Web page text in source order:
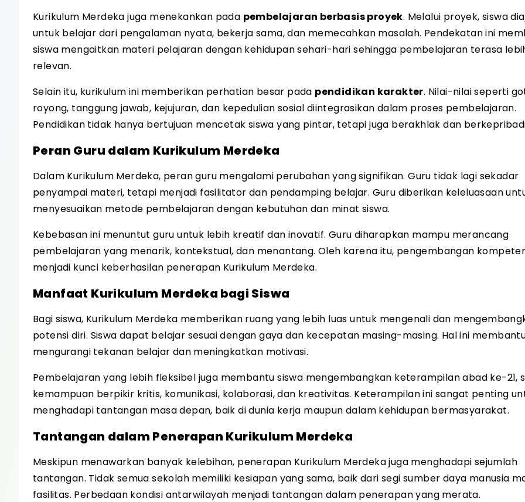
Kurikulum Merdeka juga menekankan pada pembelajaran berbasis proyek. Melalui proyek, siswa
untuk belajar dari pengalaman nyata, bekerja sama, dan memecahkan masalah. Pendekatan ini
siswa mengaitkan materi pelajaran dengan kehidupan sehari-hari sehingga pembelajaran terasa
relevan.
Selain itu, kurikulum ini memberikan perhatian besar pada pendidikan karakter. Nilai-nilai seperti
royong, tanggung jawab, kejujuran, dan kepedulian sosial diintegrasikan dalam proses pembelajaran.
Pendidikan tidak hanya bertujuan mencetak siswa yang pintar, tetapi juga berakhlak dan
Peran Guru dalam Kurikulum Merdeka
Dalam Kurikulum Merdeka, peran guru mengalami perubahan yang signifikan. Guru tidak lagi sekadar
penyampai materi, tetapi menjadi fasilitator dan pendamping belajar. Guru diberikan keleluasaan
menyesuaikan metode pembelajaran dengan kebutuhan dan minat siswa.
Kebebasan ini menuntut guru untuk lebih kreatif dan inovatif. Guru diharapkan mampu merancang
pembelajaran yang menarik, kontekstual, dan menantang. Oleh karena itu, pengembangan
menjadi kunci keberhasilan penerapan Kurikulum Merdeka.
Manfaat Kurikulum Merdeka bagi Siswa
Bagi siswa, Kurikulum Merdeka memberikan ruang yang lebih luas untuk mengenali dan
potensi diri. Siswa dapat belajar sesuai dengan gaya dan kecepatan masing-masing. Hal ini
mengurangi tekanan belajar dan meningkatkan motivasi.
Pembelajaran yang lebih fleksibel juga membantu siswa mengembangkan keterampilan abad ke-21,
kemampuan berpikir kritis, komunikasi, kolaborasi, dan kreativitas. Keterampilan ini sangat penting
menghadapi tantangan masa depan, baik di dunia kerja maupun dalam kehidupan bermasyarakat.
Tantangan dalam Penerapan Kurikulum Merdeka
Meskipun menawarkan banyak kelebihan, penerapan Kurikulum Merdeka juga menghadapi sejumlah
tantangan. Tidak semua sekolah memiliki kesiapan yang sama, baik dari segi sumber daya manusia
fasilitas. Perbedaan kondisi antarwilayah menjadi tantangan dalam penerapan yang merata.